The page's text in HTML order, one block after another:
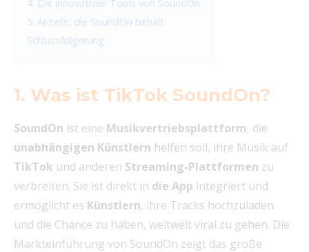
4. Die innovativen Tools von SoundOn
5. Anteile, die SoundOn behält
Schlussfolgerung
1. Was ist TikTok SoundOn?
SoundOn ist eine Musikvertriebsplattform, die
unabhängigen Künstlern helfen soll, ihre Musik auf
TikTok und anderen Streaming-Plattformen zu
verbreiten. Sie ist direkt in die App integriert und
ermöglicht es Künstlern, ihre Tracks hochzuladen
und die Chance zu haben, weltweit viral zu gehen. Die
Markteinführung von SoundOn zeigt das große